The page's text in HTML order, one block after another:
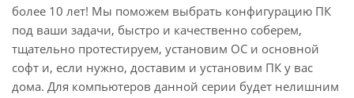
более 10 лет! Мы поможем выбрать конфигурацию ПК
под ваши задачи, быстро и качественно соберем,
тщательно протестируем, установим ОС и основной
софт и, если нужно, доставим и установим ПК у вас
дома. Для компьютеров данной серии будет нелишним